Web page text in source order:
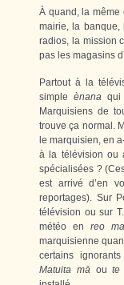
À quand, la même
mairie, la banque,
radios, la mission
pas les magasins
Partout à la
simple ènana qui
Marquisiens de
trouve ça normal.
le marquisien, en
à la télévision ou
spécialisées ?
est arrivé d’en
reportages). Sur
télévision ou sur
météo en reo
marquisienne
certains
Matuita māoute